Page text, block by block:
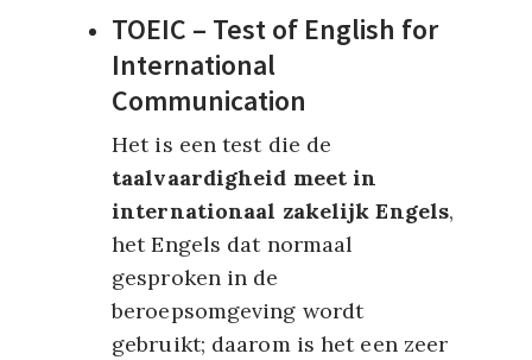
TOEIC – Test of English for
International
Communication
Het is een test die de
taalvaardigheid meet in
internationaal zakelijk Engels,
het Engels dat normaal
gesproken in de
beroepsomgeving wordt
gebruikt; daarom is het een zeer